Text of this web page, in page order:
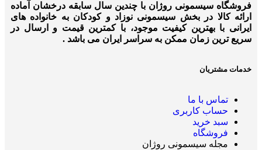
فروشگاه سیسمونی روژان با چندین سال سابقه درخشان آماده
ارائه کالا در بخش سیسمونی نوزاد و کودکان به خانواده های
ایرانی با بهترین کیفیت موجود، با کمترین قیمت و ارسال در
سریع ترین زمان ممکن به سراسر ایران می باشد .
خدمات مشتریان
تماس با ما
حساب کاربری
سبد خرید
فروشگاه
مجله سیسمونی روژان